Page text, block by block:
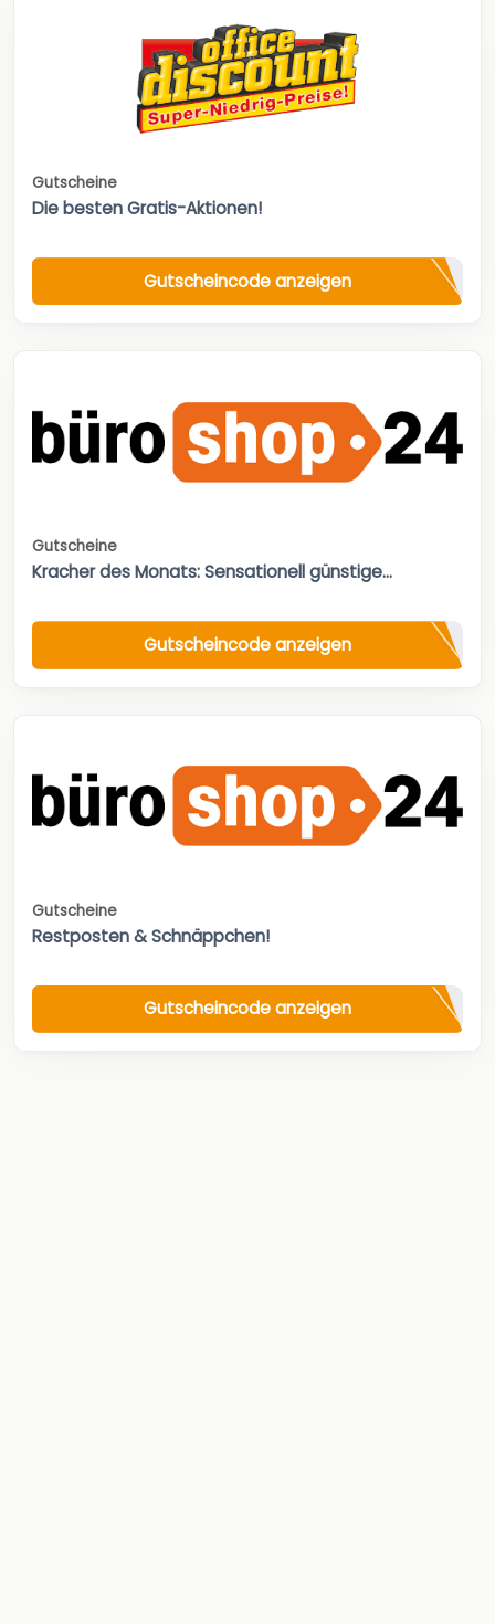
Gutscheine
Die besten Gratis-Aktionen!
Gutscheincode anzeigen
Gutscheine
Kracher des Monats: Sensationell günstige...
Gutscheincode anzeigen
Gutscheine
Restposten & Schnäppchen!
Gutscheincode anzeigen